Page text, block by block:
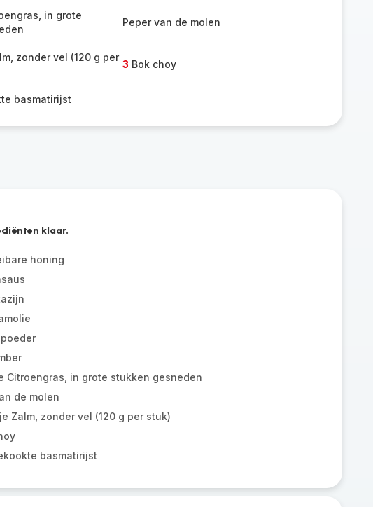
in grote
Peper van de molen
zonder vel (120 g per
3 Bok choy
basmatirijst
klaar.
honing
Citroengras, in grote stukken gesneden
de molen
Zalm, zonder vel (120 g per stuk)
basmatirijst